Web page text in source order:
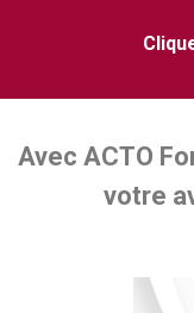
Avec ACTO
votre